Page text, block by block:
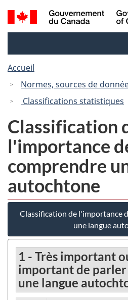
au
à
Recherche
et
Accueil
Normes, sources de
Classifications statistiques
Classification
l'importance
comprendre
autochtone
Classification de l'importance
une langue
1 - Très important
important de
une langue